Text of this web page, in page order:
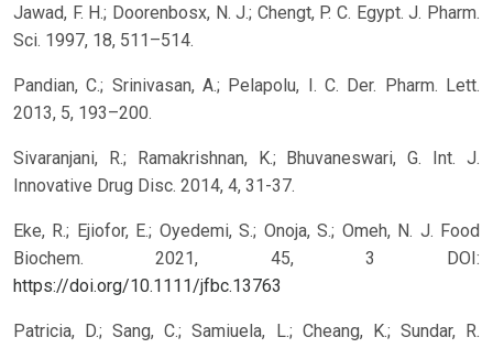
Jawad, F. H.; Doorenbosx, N. J.; Chengt, P. C. Egypt. J. Pharm.
Sci. 1997, 18, 511–514.
Pandian, C.; Srinivasan, A.; Pelapolu, I. C. Der. Pharm. Lett.
2013, 5, 193–200.
Sivaranjani, R.; Ramakrishnan, K.; Bhuvaneswari, G. Int. J.
Innovative Drug Disc. 2014, 4, 31-37.
Eke, R.; Ejiofor, E.; Oyedemi, S.; Onoja, S.; Omeh, N. J. Food
Biochem. 2021, 45, 3 DOI:
https://doi.org/10.1111/jfbc.13763
Patricia, D.; Sang, C.; Samiuela, L.; Cheang, K.; Sundar, R.